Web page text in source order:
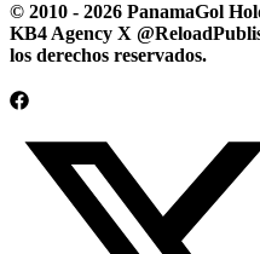
© 2010 - 2026 PanamaGol
KB4 Agency X
los derechos reservados.